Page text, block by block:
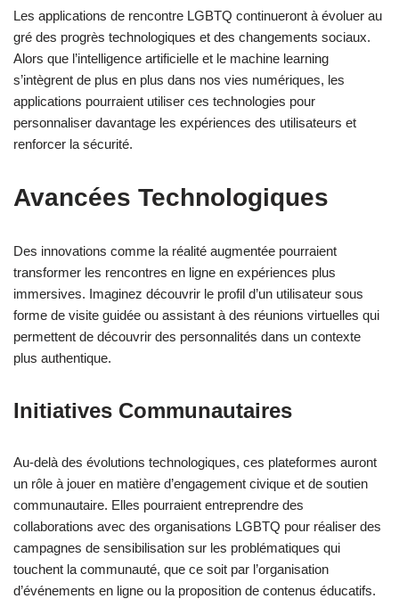
Les applications de rencontre LGBTQ continueront à évoluer au
gré des progrès technologiques et des changements sociaux.
Alors que l’intelligence artificielle et le machine learning
s’intègrent de plus en plus dans nos vies numériques, les
applications pourraient utiliser ces technologies pour
personnaliser davantage les expériences des utilisateurs et
renforcer la sécurité.
Avancées Technologiques
Des innovations comme la réalité augmentée pourraient
transformer les rencontres en ligne en expériences plus
immersives. Imaginez découvrir le profil d’un utilisateur sous
forme de visite guidée ou assistant à des réunions virtuelles qui
permettent de découvrir des personnalités dans un contexte
plus authentique.
Initiatives Communautaires
Au-delà des évolutions technologiques, ces plateformes auront
un rôle à jouer en matière d’engagement civique et de soutien
communautaire. Elles pourraient entreprendre des
collaborations avec des organisations LGBTQ pour réaliser des
campagnes de sensibilisation sur les problématiques qui
touchent la communauté, que ce soit par l’organisation
d’événements en ligne ou la proposition de contenus éducatifs.